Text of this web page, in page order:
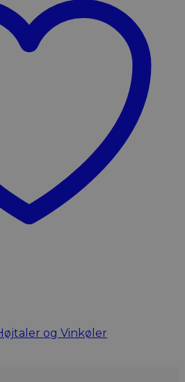
og Vinkøler